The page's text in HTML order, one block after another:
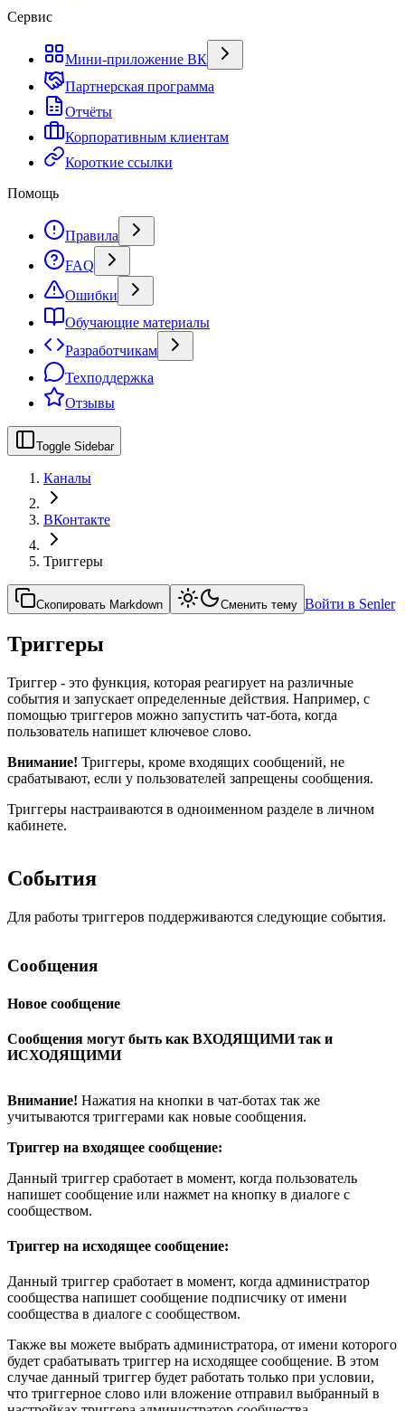
Сервис
Мини-приложение ВК
Партнерская программа
Отчёты
Корпоративным клиентам
Короткие ссылки
Помощь
Правила
FAQ
Ошибки
Обучающие материалы
Разработчикам
Техподдержка
Отзывы
Toggle Sidebar
Каналы
ВКонтакте
Триггеры
Скопировать Markdown Сменить тему Войти в Senler
Триггеры
Триггер - это функция, которая реагирует на различные
события и запускает определенные действия. Например, с
помощью триггеров можно запустить чат-бота, когда
пользователь напишет ключевое слово.
Внимание! Триггеры, кроме входящих сообщений, не
срабатывают, если у пользователей запрещены сообщения.
Триггеры настраиваются в одноименном разделе в личном
кабинете.
События
Для работы триггеров поддерживаются следующие события.
Сообщения
Новое сообщение
Сообщения могут быть как ВХОДЯЩИМИ так и
ИСХОДЯЩИМИ
Внимание! Нажатия на кнопки в чат-ботах так же
учитываются триггерами как новые сообщения.
Триггер на входящее сообщение:
Данный триггер сработает в момент, когда пользователь
напишет сообщение или нажмет на кнопку в диалоге с
сообществом.
Триггер на исходящее сообщение:
Данный триггер сработает в момент, когда администратор
сообщества напишет сообщение подписчику от имени
сообщества в диалоге с сообществом.
Также вы можете выбрать администратора, от имени которого
будет срабатывать триггер на исходящее сообщение. В этом
случае данный триггер будет работать только при условии,
что триггерное слово или вложение отправил выбранный в